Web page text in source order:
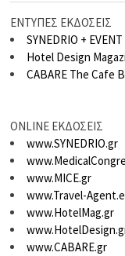
ΕΝΤΥΠΕΣ ΕΚΔΟΣΕΙΣ
SYNEDRIO +
Hotel Design
CABARE The Cafe
ONLINE ΕΚΔΟΣΕΙΣ
www.SYNEDRIO.gr
www.MICE.gr
www.Travel-
www.HotelMag.gr
www.CABARE.gr